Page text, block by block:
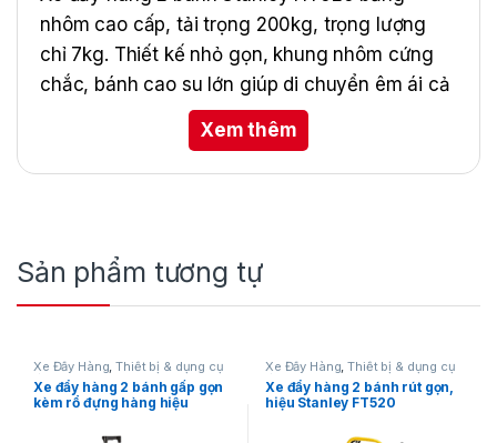
nhôm cao cấp, tải trọng 200kg, trọng lượng
chỉ 7kg. Thiết kế nhỏ gọn, khung nhôm cứng
chắc, bánh cao su lớn giúp di chuyển êm ái cả
trong nhà lẫn ngoài trời. Kích thước sản phẩm
490x1170x515mm, đế 200x400mm, phù hợp
sử dụng trong công nghiệp và vận chuyển
Xem thêm
Sản phẩm tương tự
Xe Đẩy Hàng ,Thiết bị & dụng cụ
Xe đẩy hàng 2 bánh gấp gọn
kèm rổ đựng hàng hiệu
FT501 + FT505)
Xe Đẩy Hàng ,Thiết bị & dụng cụ
Xe đẩy hàng 2 bánh rút gọn,
hiệu Stanley FT520